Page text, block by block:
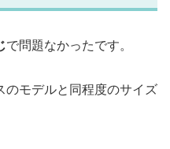
で問題なかったです。
のモデルと同程度のサイズ